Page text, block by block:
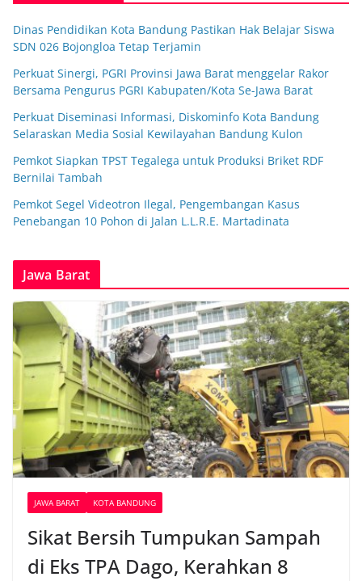
Dinas Pendidikan Kota Bandung Pastikan Hak Belajar Siswa
SDN 026 Bojongloa Tetap Terjamin
Perkuat Sinergi, PGRI Provinsi Jawa Barat menggelar Rakor
Bersama Pengurus PGRI Kabupaten/Kota Se-Jawa Barat
Perkuat Diseminasi Informasi, Diskominfo Kota Bandung
Selaraskan Media Sosial Kewilayahan Bandung Kulon
Pemkot Siapkan TPST Tegalega untuk Produksi Briket RDF
Bernilai Tambah
Pemkot Segel Videotron Ilegal, Pengembangan Kasus
Penebangan 10 Pohon di Jalan L.L.R.E. Martadinata
Jawa Barat
JAWA BARAT KOTA BANDUNG
Sikat Bersih Tumpukan Sampah
di Eks TPA Dago, Kerahkan 8